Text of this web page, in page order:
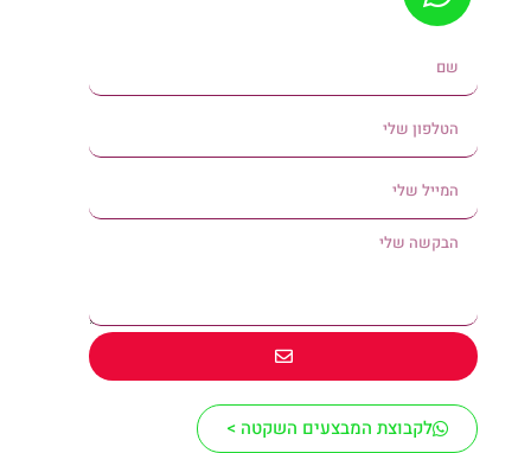
לקבוצת המבצעים השקטה >